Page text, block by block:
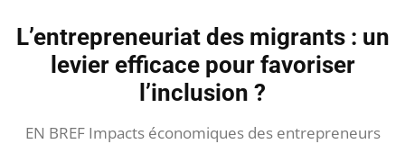
L’entrepreneuriat des migrants : un
levier efficace pour favoriser
l’inclusion ?
EN BREF Impacts économiques des entrepreneurs